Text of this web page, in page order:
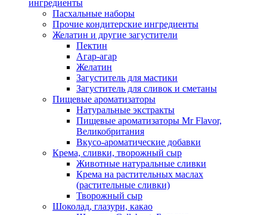
ингредиенты
Пасхальные наборы
Прочие кондитерские ингредиенты
Желатин и другие загустители
Пектин
Агар-агар
Желатин
Загуститель для мастики
Загуститель для сливок и сметаны
Пищевые ароматизаторы
Натуральные экстракты
Пищевые ароматизаторы Mr Flavor,
Великобритания
Вкусо-ароматические добавки
Крема, сливки, творожный сыр
Животные натуральные сливки
Крема на растительных маслах
(растительные сливки)
Творожный сыр
Шоколад, глазури, какао